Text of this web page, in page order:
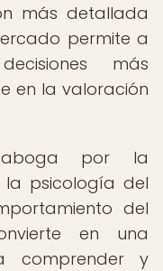
más detallada
permite a
más
en la valoración
aboga por la
psicología del
del
en una
comprender y